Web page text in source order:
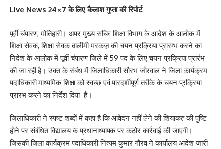
Live News 24×7 के लिए कैलाश गुप्ता की रिपोर्ट
पूर्वी चंपारण, मोतिहारी। अपर मुख्य सचिव शिक्षा विभाग के आदेश के आलोक में
शिक्षा सेवक, शिक्षा सेवक तालीमी मरकज़ की चयन प्रक्रिया प्रारम्भ करने का
निदेश के आलोक में पूर्वी चंपारण जिले में 59 पद के लिए चयन प्रक्रिया प्रारंभ
की जा रही है। उक्त के संबंध में जिलाधिकारी सौरभ जोरवाल ने जिला कार्यक्रम
पदाधिकारी माध्यमिक शिक्षा को स्वच्छ एवं पारदर्शीपूर्ण तरीके के चयन प्रक्रिया
प्रारंभ करने का निर्देश दिया है।
जिलाधिकारी ने स्पष्ट शब्दों में कहा है कि आवेदन नहीं लेने की शियाकत की पुष्टि
होने पर संबंधित विद्यालय के प्रधानाध्यापक पर कठोर कार्रवाई की जाएगी।
जिसकी जिला कार्यक्रम पदाधिकारी नित्यम कुमार गौरव ने कार्यालय आदेश जारी